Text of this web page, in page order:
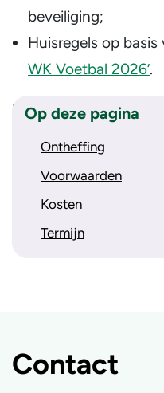
beveiliging;
Huisregels op basis
WK Voetbal 2026’.
Kosten
Er zijn geen kosten
Termijn
U ontvangt binnen 3
op uw aanvraag.
Op deze pagina
Ontheffing
Voorwaarden
Kosten
Termijn
Contact